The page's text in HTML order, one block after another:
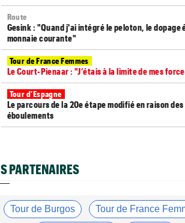
Route
Gesink : "Quand j'ai intégré le peloton, le dopage
monnaie courante"
Tour de France Femmes
Le Court-Pienaar : "J’étais à la limite de mes
Tour d'Espagne
Le parcours de la 20e étape modifié en raison des
éboulements
Route
Polynormande, le 16 août !
PARTENAIRES
Tour de Burgos Tour de France